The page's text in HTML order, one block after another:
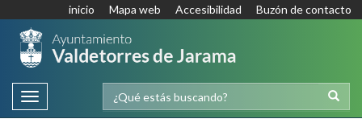
inicio Mapa web Accesibilidad Buzón de contacto
Toggle
navigation